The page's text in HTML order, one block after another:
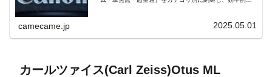
camecame.jp 2025.05.01
カールツァイス(Carl Zeiss)Otus ML